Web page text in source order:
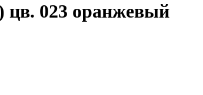
023 оранжевый